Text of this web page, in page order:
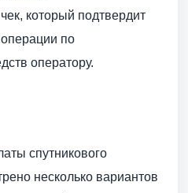
который подтвердит
по
оператору.
спутникового
несколько вариантов